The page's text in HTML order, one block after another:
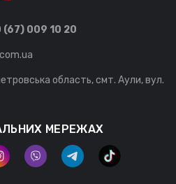
(67) 009 10 20
область, смт. Аули, вул.
МЕРЕЖАХ